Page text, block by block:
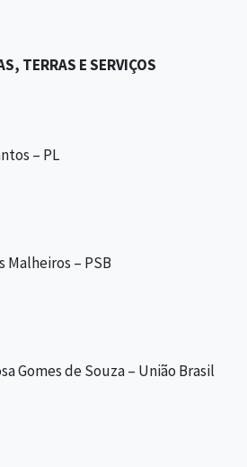
TERRAS E SERVIÇOS
– PL
Malheiros – PSB
Gomes de Souza – União Brasil